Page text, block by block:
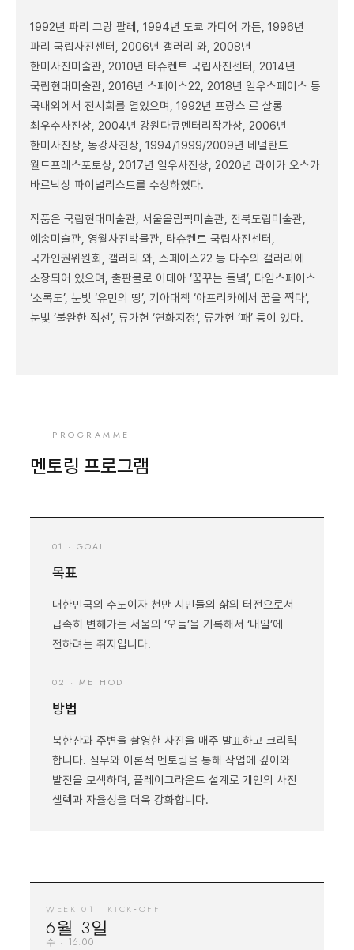
1992년 파리 그랑 팔레, 1994년 도쿄 가디어 가든, 1996년
파리 국립사진센터, 2006년 갤러리 와, 2008년
한미사진미술관, 2010년 타슈켄트 국립사진센터, 2014년
국립현대미술관, 2016년 스페이스22, 2018년 일우스페이스 등
국내외에서 전시회를 열었으며, 1992년 프랑스 르 살롱
최우수사진상, 2004년 강원다큐멘터리작가상, 2006년
한미사진상, 동강사진상, 1994/1999/2009년 네덜란드
월드프레스포토상, 2017년 일우사진상, 2020년 라이카 오스카
바르낙상 파이널리스트를 수상하였다.
작품은 국립현대미술관, 서울올림픽미술관, 전북도립미술관,
예송미술관, 영월사진박물관, 타슈켄트 국립사진센터,
국가인권위원회, 갤러리 와, 스페이스22 등 다수의 갤러리에
소장되어 있으며, 출판물로 이데아 ‘꿈꾸는 들녘’, 타임스페이스
‘소록도’, 눈빛 ‘유민의 땅’, 기아대책 ‘아프리카에서 꿈을 찍다’,
눈빛 ‘불완한 직선’, 류가헌 ‘연화지정’, 류가헌 ‘패’ 등이 있다.
PROGRAMME
멘토링 프로그램
01 · GOAL
목표
대한민국의 수도이자 천만 시민들의 삶의 터전으로서
급속히 변해가는 서울의 ‘오늘’을 기록해서 ‘내일’에
전하려는 취지입니다.
02 · METHOD
방법
북한산과 주변을 촬영한 사진을 매주 발표하고 크리틱
합니다. 실무와 이론적 멘토링을 통해 작업에 깊이와
발전을 모색하며, 플레이그라운드 설계로 개인의 사진
셀렉과 자율성을 더욱 강화합니다.
WEEK 01 · KICK‑OFF
6월 3일
수 · 16:00